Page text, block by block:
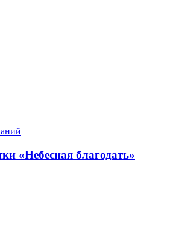
«Небесная благодать»